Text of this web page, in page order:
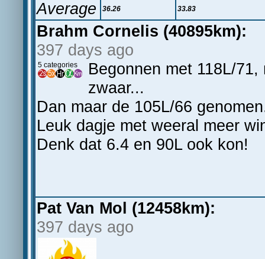
Average 36.26 33.83
Brahm Cornelis (40895km):
397 days ago
5 categories
Begonnen met 118L/
zwaar...
Dan maar de 105L/66
Leuk dagje met weeral meer
Denk dat 6.4 en 90L ook kon!
Pat Van Mol (12458km):
397 days ago